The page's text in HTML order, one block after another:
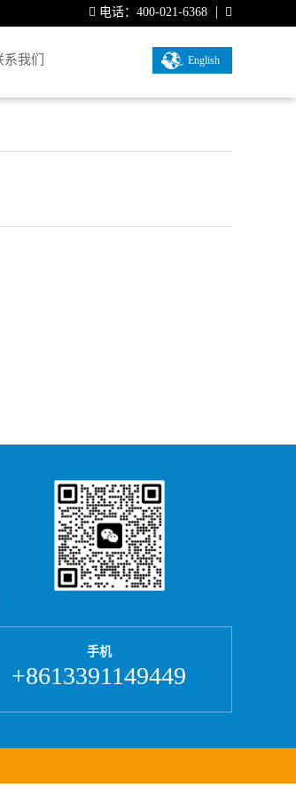
电话：400-021-6368
系我们 English
手机
+8613391149449